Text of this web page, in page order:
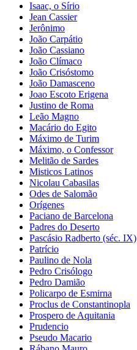
Isaac, o Sírio
Jean Cassier
Jerônimo
João Carpátio
João Cassiano
João Clímaco
João Crisóstomo
João Damasceno
Joao Escoto Erigena
Justino de Roma
Leão Magno
Macário do Egito
Máximo de Turim
Máximo, o Confessor
Melitão de Sardes
Misticos Latinos
Nicolau Cabasilas
Odes de Salomão
Orígenes
Paciano de Barcelona
Padres do Deserto
Pascásio Radberto (séc. IX)
Patrício
Paulino de Nola
Pedro Crisólogo
Pedro Damião
Policarpo de Esmirna
Proclus de Constantinopla
Prospero de Aquitania
Prudencio
Pseudo Macario